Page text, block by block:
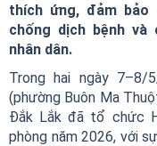
thích ứng, đảm bảo
chống dịch bệnh
nhân dân.
Trong hai ngày
(phường Buôn Ma
Đắk Lắk đã tổ chức
phòng năm 2026, với